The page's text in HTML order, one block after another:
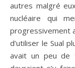
autres malgré
nucléaire qui
progressivement
d’utiliser le Sual
avait un peu de